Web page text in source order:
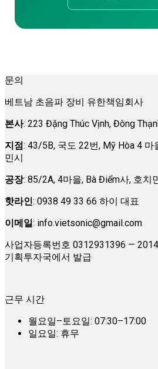
문의
베트남 초음파 장비 유한책임회사
본사: 223 Đặng Thúc Vịnh, Đông
지점: 43/5B, 국도 22번, Mỹ Hòa 4 마
민시
공장: 85/2A, 4마을, Bà Điểm사, 호치
핫라인: 0938 49 33 66 하이 대표
이메일: info.vietsonic@gmail.com
사업자등록번호 0312931396 —
기획투자국에서 발급
근무 시간
월요일–토요일: 07:30–17:00
일요일: 휴무